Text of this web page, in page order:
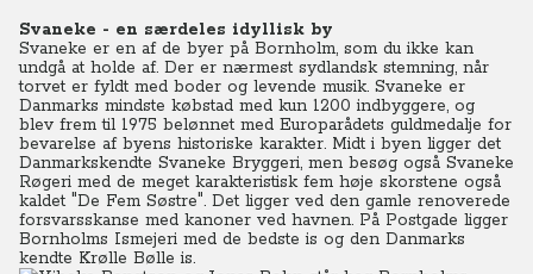
Svaneke - en særdeles idyllisk by
Svaneke er en af de byer på Bornholm, som du ikke kan
undgå at holde af. Der er nærmest sydlandsk stemning, når
torvet er fyldt med boder og levende musik. Svaneke er
Danmarks mindste købstad med kun 1200 indbyggere, og
blev frem til 1975 belønnet med Europarådets guldmedalje for
bevarelse af byens historiske karakter. Midt i byen ligger det
Danmarkskendte Svaneke Bryggeri, men besøg også Svaneke
Røgeri med de meget karakteristisk fem høje skorstene også
kaldet "De Fem Søstre". Det ligger ved den gamle renoverede
forsvarsskanse med kanoner ved havnen. På Postgade ligger
Bornholms Ismejeri med de bedste is og den Danmarks
kendte Krølle Bølle is.